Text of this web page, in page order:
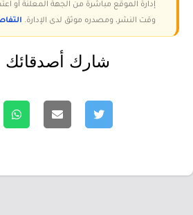
إدارة الموقع مباشرة من الجهة المعلنة أو
وقت النشر، ومصدره موثق لدى الإدارة.
شارك أصدقائك